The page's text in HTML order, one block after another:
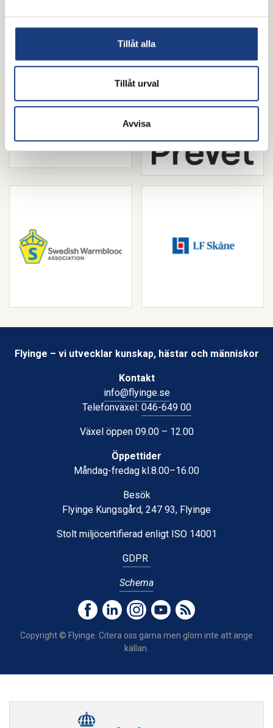
Tillåt alla
Tillåt urval
Avvisa
Flyinge – vi utvecklar kunskap, hästar och människor
Kontakt
info@flyinge.se
Telefonväxel: 046-649 00
Växel öppen 09.00 – 12.00
Öppettider
Måndag-fredag kl.8.00–16.00
Besök
Flyinge Kungsgård, 247 93, Flyinge
Stolt miljöcertifierad enligt ISO 14001
GDPR
Schema
Copyright © Flyinge. Citera oss gärna men glöm inte att ange
källan.